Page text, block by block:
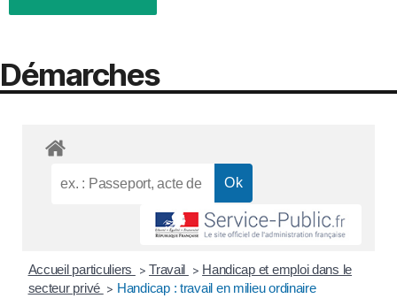
Démarches
Accueil particuliers > Travail > Handicap et emploi dans le
secteur privé > Handicap : travail en milieu ordinaire